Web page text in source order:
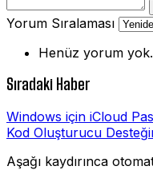
Yorum Sıralaması
Henüz yorum yok.
Sıradaki Haber
Windows için iCloud
Kod Oluşturucu
Aşağı kaydırınca